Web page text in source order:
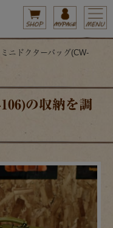
ニドクターバッグ(CW-
の収納を調